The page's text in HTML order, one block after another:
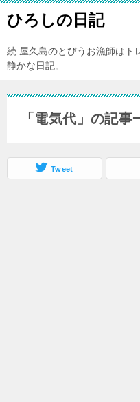
ひろしの日記
続 屋久島のとびうお漁師は
静かな日記。
「電気代」の記事
Tweet